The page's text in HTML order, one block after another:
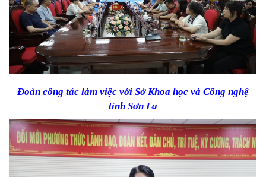
Đoàn công tác làm việc với Sở Khoa học và Công nghệ
tỉnh SơnLa